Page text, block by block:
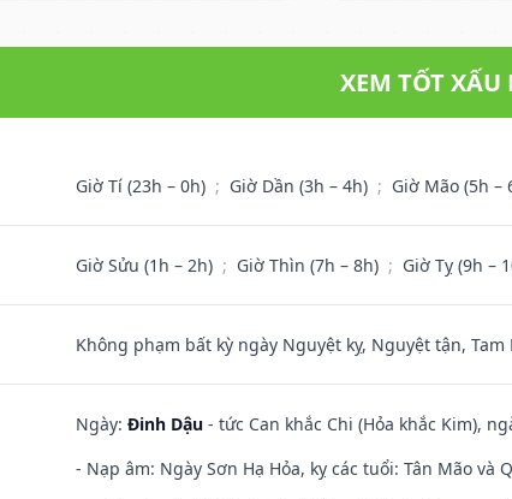
XEM TỐT XẤU
Giờ Tí (23h – 0h) ; Giờ Dần (3h – 4h) ; Giờ Mão (5h –
Giờ Sửu (1h – 2h) ; Giờ Thìn (7h – 8h) ; Giờ Tỵ (9h –
Không phạm bất kỳ ngày Nguyệt kỵ, Nguyệt tận,
Ngày: Đinh Dậu - tức Can khắc Chi (Hỏa khắc Kim),
- Nạp âm: Ngày Sơn Hạ Hỏa, kỵ các tuổi: Tân Mão và